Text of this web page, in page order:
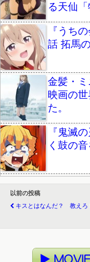
る天仙「
『うち
話 拓馬
金髪・ミ
映画の
た。
『鬼滅
く鼓の
以前の投稿
キスとはなんだ？ 教えろ